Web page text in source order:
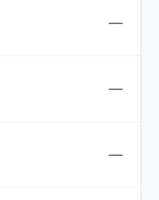
—
—
—